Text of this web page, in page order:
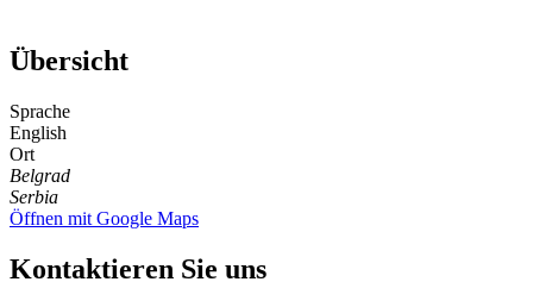
Übersicht
Sprache
English
Ort
Belgrad
Serbia
Öffnen mit Google Maps
Kontaktieren Sie uns